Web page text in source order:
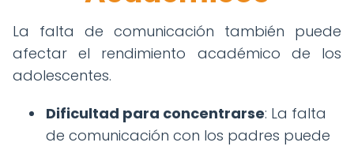
La falta de comunicación también puede
afectar el rendimiento académico de los
adolescentes.
Dificultad para concentrarse: La falta
de comunicación con los padres puede